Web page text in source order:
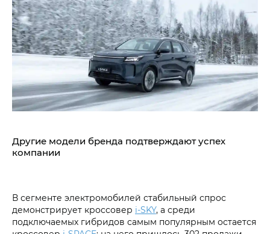
Другие модели бренда подтверждают успех
компании
В сегменте электромобилей стабильный спрос
демонстрирует кроссовер i‑SKY, а среди
подключаемых гибридов самым популярным остается